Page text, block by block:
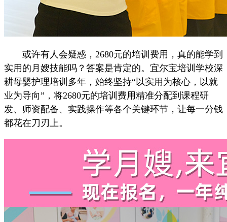
或许有人会疑惑，2680元的培训费用，真的能学到
实用的月嫂技能吗？答案是肯定的。宜尔宝培训学校深
耕母婴护理培训多年，始终坚持“以实用为核心，以就
业为导向”，将2680元的培训费用精准分配到课程研
发、师资配备、实践操作等各个关键环节，让每一分钱
都花在刀刃上。